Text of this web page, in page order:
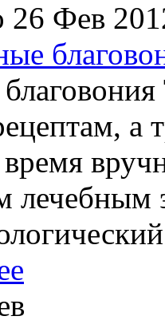
26 Фев
а
лечебным